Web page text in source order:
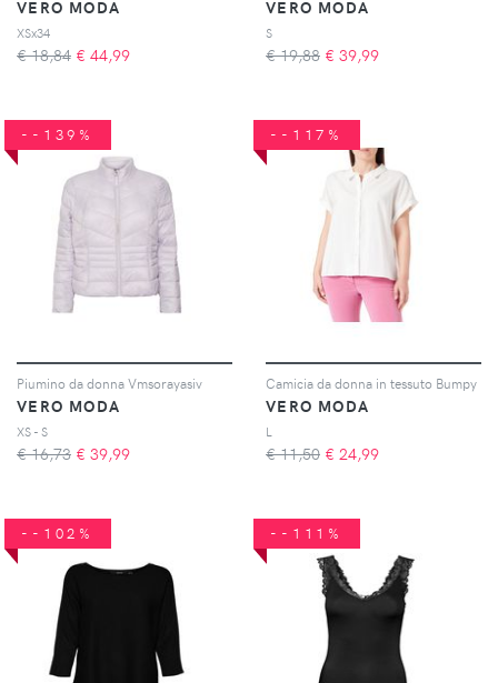
VERO MODA
XSx34
€ 18,84 € 44,99
VERO MODA
S
€ 19,88 € 39,99
--139%
Piumino da donna Vmsorayasiv
VERO MODA
XS - S
€ 16,73 € 39,99
--117%
Camicia da donna in tessuto Bumpy
VERO MODA
L
€ 11,50 € 24,99
--102% --111%